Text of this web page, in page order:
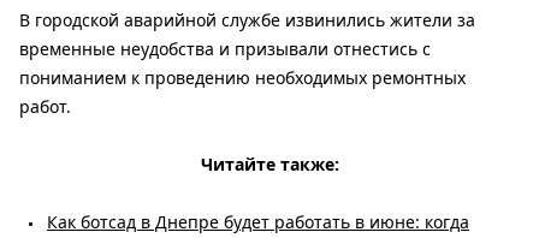
В городской аварийной службе извинились жители за
временные неудобства и призывали отнестись с
пониманием к проведению необходимых ремонтных
работ.
Читайте также:
Как ботсад в Днепре будет работать в июне: когда